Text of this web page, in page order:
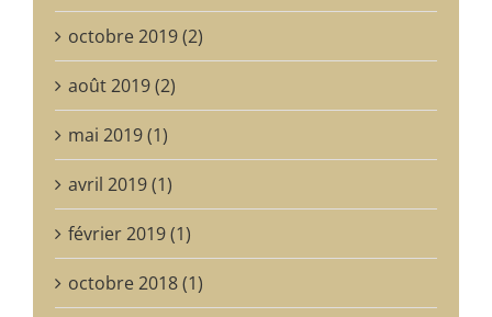
octobre 2019 (2)
août 2019 (2)
mai 2019 (1)
avril 2019 (1)
février 2019 (1)
octobre 2018 (1)